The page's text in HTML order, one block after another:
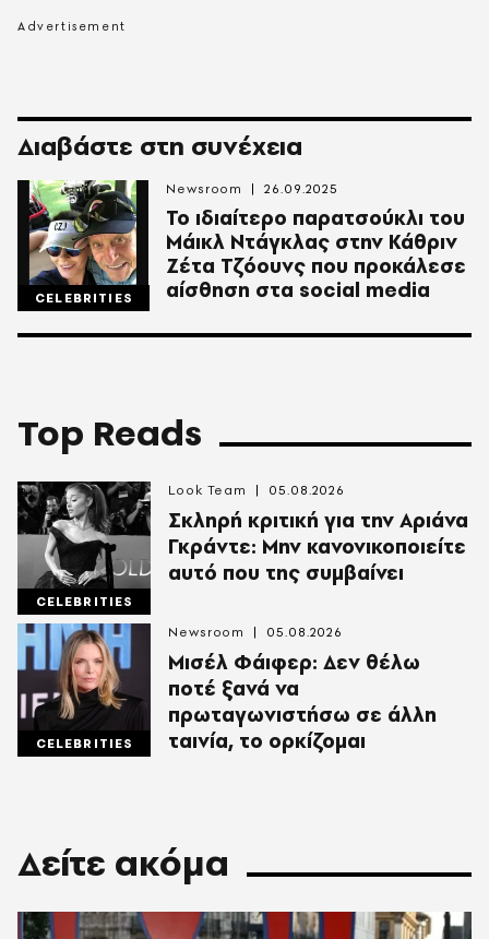
Διαβάστε στη συνέχεια
CELEBRITIES
Το ιδιαίτερο παρατσούκλι του
Μάικλ Ντάγκλας στην Κάθριν
Ζέτα Τζόουνς που προκάλεσε
αίσθηση στα social media
Newsroom 26.09.2025
Top Reads
CELEBRITIES
Σκληρή κριτική για την Αριάνα
Γκράντε: Μην κανονικοποιείτε
αυτό που της συμβαίνει
Look Team 05.08.2026
CELEBRITIES
Μισέλ Φάιφερ: Δεν θέλω
ποτέ ξανά να
πρωταγωνιστήσω σε άλλη
ταινία, το ορκίζομαι
Newsroom 05.08.2026
Δείτε ακόμα